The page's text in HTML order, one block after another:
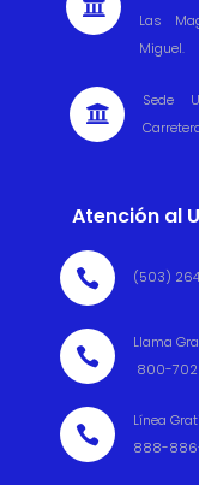

Las
Miguel.

Sede
Atención al
 (503)

Llama
800-

Línea
888-